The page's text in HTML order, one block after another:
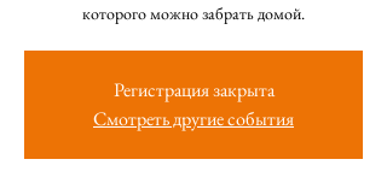
которого можно забрать домой.
Регистрация закрыта
Смотреть другие события